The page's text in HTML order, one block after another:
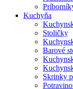
Kuchyňa
Stoličky
Barové
Skrinky